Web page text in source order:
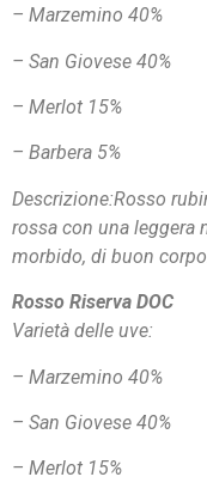
– Marzemino 40%
– San Giovese 40%
– Merlot 15%
– Barbera 5%
Descrizione:Rosso
rossa con una leggera
morbido, di buon corpo.
Rosso Riserva DOC
Varietà delle uve:
– Marzemino 40%
– San Giovese 40%
– Merlot 15%